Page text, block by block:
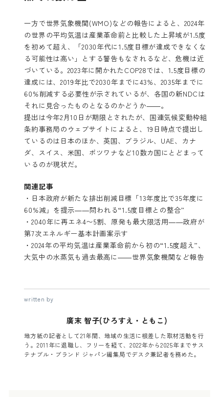
一方で世界気象機関(WMO)などの報告によると、2024年
の世界の平均気温は産業革命前と比較した上昇域が1.5度
を初めて超え、「2030年代に1.5度目標が達成できなくな
る可能性は高い」とする警告もなされるなど、危機は近
づいている。2023年に開かれたCOP28では、1.5度目標の
達成には、2019年比で2030年までに43%、2035年までに
60%削減する必要性が示されているが、各国の新NDCは
それに見合ったものとなるのかどうか――。
提出は今年2月10日が期限とされたが、 国連気候変動枠組
条約事務局のウェブサイト によると、19日時点で提出し
ているのは日本のほか、英国、ブラジル、UAE、カナ
ダ、スイス、米国、ボツワナなど10数カ国にとどまって
いるのが現状だ。
関連記事
・ 日本政府が新たな排出削減目標「13年度比で35年度に
60%減」を提示――問われる“1.5度目標との整合”
・2040年に再エネ4〜5割、原発も最大限活用――政府が
第7次エネルギー基本計画案示す
・2024年の平均気温は産業革命前から初の“1.5度超え”、
大気中の水蒸気も過去最高に――世界気象機関など報告
written by
廣末 智子(ひろすえ・ともこ)
地方紙の記者として21年間、地域の生活に根差した取材活動を行
う。2011年に退職し、フリーを経て、2022年から2025年までサス
テナブル・ブランド ジャパン編集局でデスク兼記者を務めた。